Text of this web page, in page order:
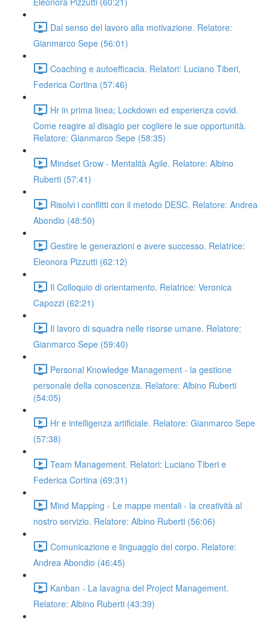
Dal senso del lavoro alla motivazione. Relatore:
Gianmarco Sepe (56:01)
Coaching e autoefficacia. Relatori: Luciano Tiberi,
Federica Cortina (57:46)
Hr in prima linea; Lockdown ed esperienza covid.
Come reagire al disagio per cogliere le sue opportunità.
Relatore: Gianmarco Sepe (58:35)
Mindset Grow - Mentalità Agile. Relatore: Albino
Ruberti (57:41)
Risolvi i conflitti con il metodo DESC. Relatore: Andrea
Abondio (48:50)
Gestire le generazioni e avere successo. Relatrice:
Eleonora Pizzutti (62:12)
Il Colloquio di orientamento. Relatrice: Veronica
Capozzi (62:21)
Il lavoro di squadra nelle risorse umane. Relatore:
Gianmarco Sepe (59:40)
Personal Knowledge Management - la gestione
personale della conoscenza. Relatore: Albino Ruberti
(54:05)
Hr e intelligenza artificiale. Relatore: Gianmarco Sepe
(57:38)
Team Management. Relatori: Luciano Tiberi e
Federica Cortina (69:31)
Mind Mapping - Le mappe mentali - la creatività al
nostro servizio. Relatore: Albino Ruberti (56:06)
Comunicazione e linguaggio del corpo. Relatore:
Andrea Abondio (46:45)
Kanban - La lavagna del Project Management.
Relatore: Albino Ruberti (43:39)